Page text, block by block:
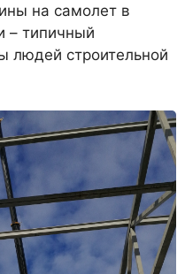
на самолет в
– типичный
людей строительной